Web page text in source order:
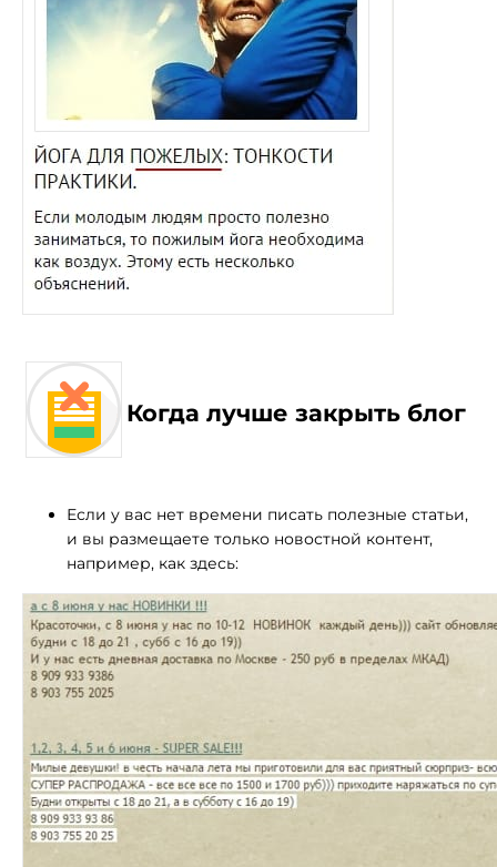
Когда лучше закрыть блог
Если у вас нет времени писать полезные статьи,
и вы размещаете только новостной контент,
например, как здесь: